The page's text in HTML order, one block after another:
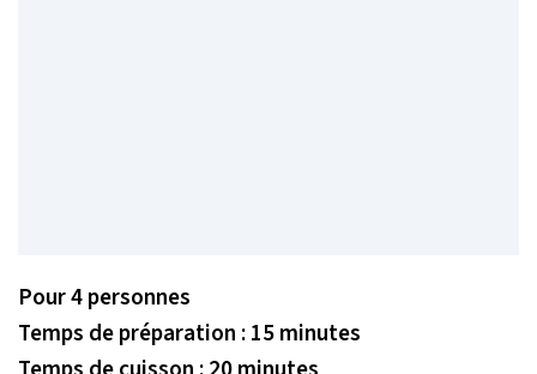
Pour 4 personnes
Temps de préparation : 15 minutes